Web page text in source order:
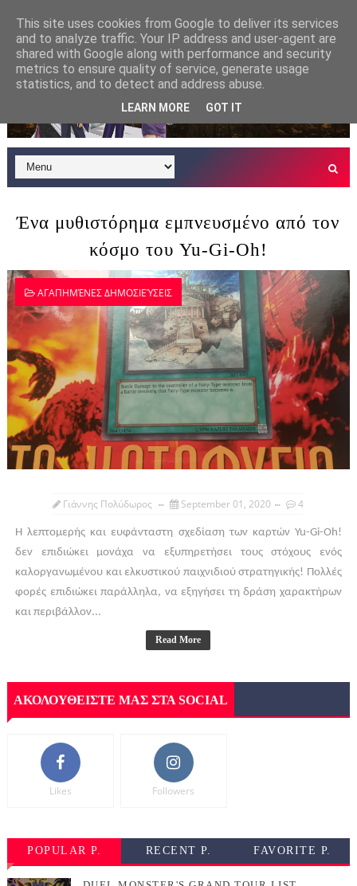
Ένα μυθιστόρημα εμπνευσμένο από τον
κόσμο του Yu-Gi-Oh!
ΑΓΑΠΗΜΈΝΕΣ ΔΗΜΟΣΙΕΎΣΕΙΣ
Γιάννης Πολύδωρος September 01, 2020 4
Η λεπτομερής και ευφάνταστη σχεδίαση των καρτών Yu-Gi-Oh!
δεν επιδιώκει μονάχα να εξυπηρετήσει τους στόχους ενός
καλοργανωμένου και ελκυστικού παιχνιδιού στρατηγικής! Πολλές
φορές επιδιώκει παράλληλα, να εξηγήσει τη δράση χαρακτήρων
και περιβάλλον...
Read More
ΑΚΟΛΟΥΘΕΙΣΤΕ ΜΑΣ ΣΤΑ SOCIAL
Likes Followers
POPULAR P. RECENT P. FAVORITE P.
This site uses cookies from Google to deliver its services
and to analyze traffic. Your IP address and user-agent are
shared with Google along with performance and security
metrics to ensure quality of service, generate usage
statistics, and to detect and address abuse.
LEARN MORE GOT IT